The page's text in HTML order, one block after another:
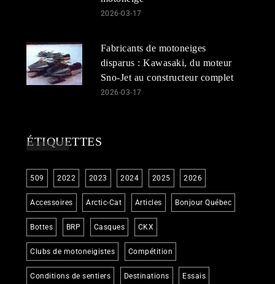
2026-03-17
Fabricants de motoneiges
disparus : Kawasaki, du moteur
Sno-Jet au constructeur complet
2026-03-17
ÉTIQUETTES
509 2022 2023 2024 2025 2026
Accessoires Arctic-Cat Articles Bonjour Québec
Bottes BRP Casques CKX
Clubs de motoneigistes Compétition
Conditions de sentiers Destinations Essais